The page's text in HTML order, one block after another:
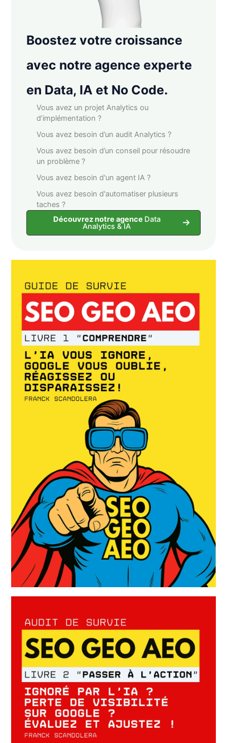
Boostez votre croissance
avec notre agence experte
en Data, IA et No Code.
Vous avez un projet Analytics ou
d’implémentation ?
Vous avez besoin d’un audit Analytics ?
Vous avez besoin d’un conseil pour résoudre
un problème ?
Vous avez besoin d'un agent IA ?
Vous avez besoin d'automatiser plusieurs
taches ?
Découvrez notre agence Data
Analytics & IA